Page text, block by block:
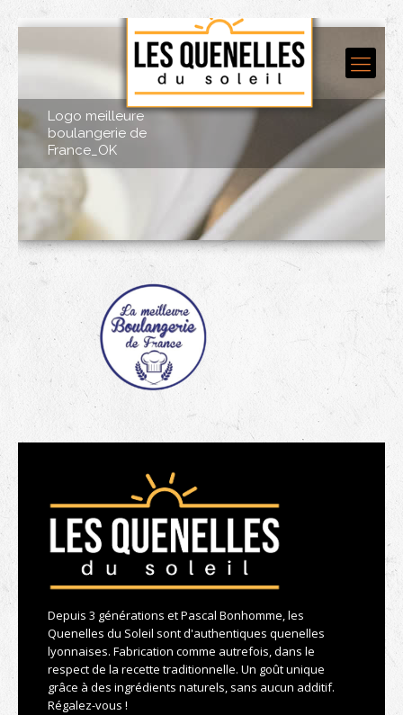
Logo meilleure
boulangerie de
France_OK
Depuis 3 générations et Pascal Bonhomme, les
Quenelles du Soleil sont d'authentiques quenelles
lyonnaises. Fabrication comme autrefois, dans le
respect de la recette traditionnelle. Un goût unique
grâce à des ingrédients naturels, sans aucun additif.
Régalez-vous !